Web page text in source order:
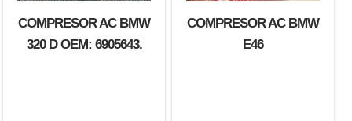
COMPRESOR AC BMW
320 D OEM: 6905643.
COMPRESOR AC BMW
E46